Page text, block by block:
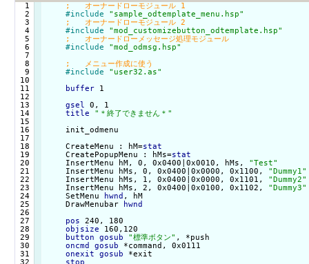
  1
  2
  3
  4
  5
  6
  7
  8
  9
10
11
12
13
14
15
16
17
18
19
20
21
22
23
24
25
26
27
28
29
30
31
32
#include
"sample_odtemplate_menu.hsp"
#include
"mod_customizebutton_odtemplate.hsp"
;	オーナードローメッセージ処理モジュール
#include
"mod_odmsg.hsp"
#include
"user32.as"
buffer 1
gsel 0, 1
title
"＊終了できません＊"
    init_odmenu
    CreateMenu : hM=
stat
    CreatePopupMenu : hMs=
stat
    InsertMenu hM, 0, 0x0400|0x0010, hMs,
"Test"
    InsertMenu hMs, 0, 0x0400|0x0000, 0x1100,
"Dummy1"
    InsertMenu hMs, 1, 0x0400|0x0000, 0x1101,
"Dummy2"
    InsertMenu hMs, 2, 0x0400|0x0100, 0x1102,
"Dummy3"
    SetMenu
hwnd , hM
    DrawMenubar
hwnd
pos 240, 180
objsize 160,120
button
gosub "標準ボタン" , *push
oncmd
gosub *command, 0x0111
onexit
gosub *exit
stop